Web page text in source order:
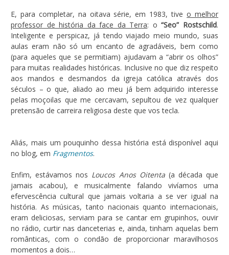
E, para completar, na oitava série, em 1983, tiveo melhor
professor de história da face da Terra: o“Seo” Rostschild.
Inteligente e perspicaz, já tendo viajado meio mundo, suas
aulas eram não só um encanto de agradáveis, bem como
(para aqueles que se permitiam) ajudavam a “abrir os olhos”
para muitas realidades históricas. Inclusive no que diz respeito
aos mandos e desmandos da igreja católica através dos
séculos – o que, aliado ao meu já bem adquirido interesse
pelas moçoilas que me cercavam, sepultou de vez qualquer
pretensão de carreira religiosa deste que vos tecla.
Aliás, mais um pouquinho dessa história está disponível aqui
no blog, em Fragmentos.
Enfim, estávamos nos Loucos Anos Oitenta(a década que
jamais acabou), e musicalmente falando vivíamos uma
efervescência cultural que jamais voltaria a se ver igual na
história. As músicas, tanto nacionais quanto internacionais,
eram deliciosas, serviam para se cantar em grupinhos, ouvir
no rádio, curtir nas danceterias e, ainda, tinham aquelas bem
românticas, com o condão de proporcionar maravilhosos
momentos a dois…